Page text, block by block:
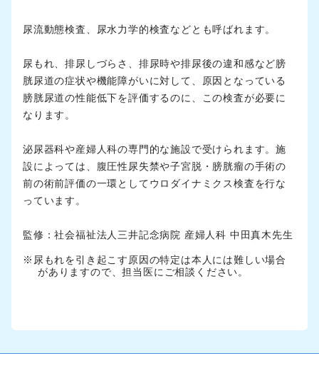
尿流動態検査、尿水力学的検査などとも呼ばれます。
尿もれ、排尿しづらさ、排尿時や排尿後の違和感など膀
胱尿道の症状や機能障がいに対して、原因となっている
膀胱尿道の性能低下を評価するのに、この検査が必要に
なります。
泌尿器科や産婦人科の専門的な施設で受けられます。施
設によっては、腹圧性尿失禁や子宮脱・膀胱瘤の手術の
前の術前評価の一環としてウロダイナミクス検査を行な
っています。
監修：社会福祉法人三井記念病院 産婦人科 中田真木先生
※尿もれを引き起こす原因の特定は本人には難しい場合
がありますので、担当医にご相談ください。